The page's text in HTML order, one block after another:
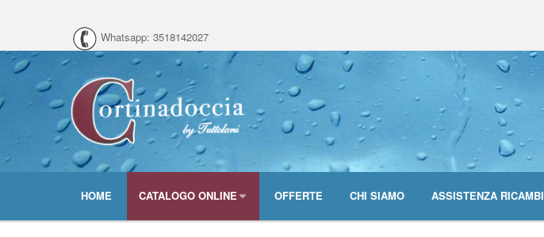
Whatsapp: 3518142027
HOME CATALOGO ONLINE OFFERTE CHI SIAMO ASSISTENZA RICAMBI